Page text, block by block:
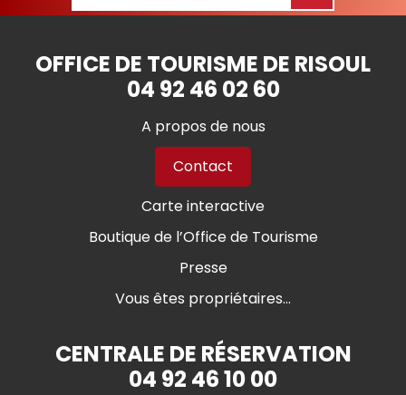
OFFICE DE TOURISME DE RISOUL
04 92 46 02 60
A propos de nous
Contact
Carte interactive
Boutique de l’Office de Tourisme
Presse
Vous êtes propriétaires...
CENTRALE DE RÉSERVATION
04 92 46 10 00